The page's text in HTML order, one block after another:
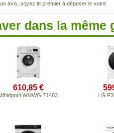
avis, soyez le premier à déposer le votre
dans la même
610,85 €
WMWG 71483 LG